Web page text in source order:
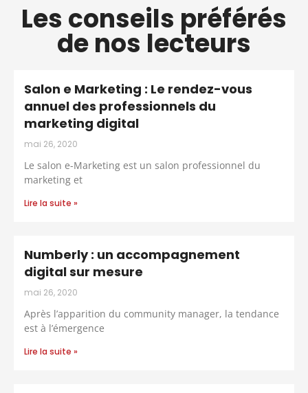
Les conseils préférés
de nos lecteurs
Salon e Marketing : Le rendez-vous
annuel des professionnels du
marketing digital
mai 26, 2020
Le salon e-Marketing est un salon professionnel du
marketing et
Lire la suite »
Numberly : un accompagnement
digital sur mesure
mai 26, 2020
Après l’apparition du community manager, la tendance
est à l’émergence
Lire la suite »